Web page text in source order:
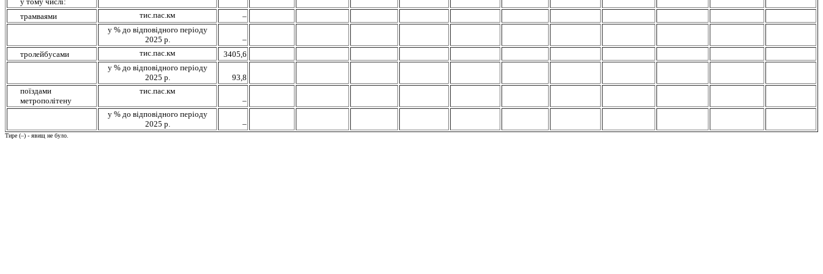
трамваями
тис.пас.км
–
у % до відповідного періоду
2025 р.
–
тролейбусами
тис.пас.км
3405,6
у % до відповідного періоду
2025 р.
93,8
поїздами
метрополітену
тис.пас.км
–
у % до відповідного періоду
2025 р.
–
Тире (–) - явищ не було.